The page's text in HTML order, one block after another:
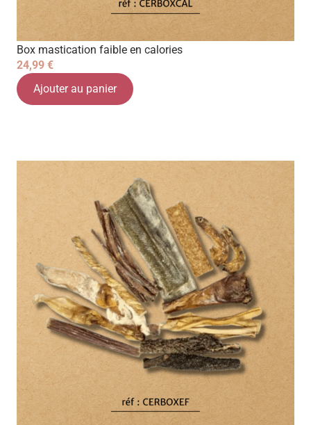
Box mastication faible en calories
24,99 €
Ajouter au panier